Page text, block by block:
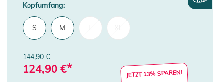
Kopfumfang:
S M
144,90 €
124,90 €* JETZT 13% SPAREN!